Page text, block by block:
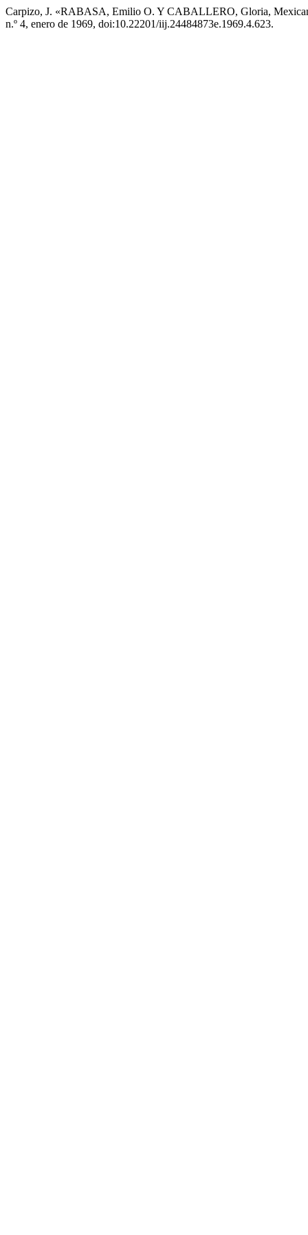
Carpizo, J. «RABASA, Emilio O. Y CABALLERO, Gloria,
n.º 4, enero de 1969, doi:10.22201/iij.24484873e.1969.4.623.